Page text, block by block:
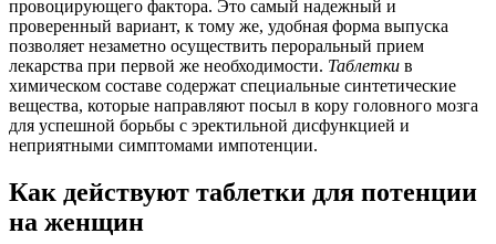
провоцирующего фактора. Это самый надежный и
проверенный вариант, к тому же, удобная форма выпуска
позволяет незаметно осуществить пероральный прием
лекарства при первой же необходимости. Таблетки в
химическом составе содержат специальные синтетические
вещества, которые направляют посыл в кору головного мозга
для успешной борьбы с эректильной дисфункцией и
неприятными симптомами импотенции.
Как действуют таблетки для потенции
на женщин